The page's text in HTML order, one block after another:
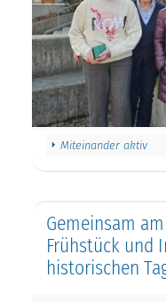
Miteinander aktiv
Gemeinsam
Frühstück und
historischen